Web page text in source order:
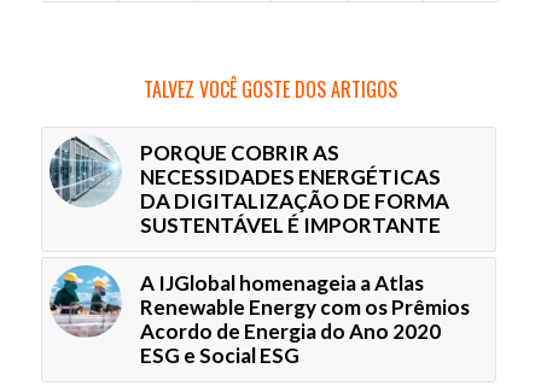
TALVEZ VOCÊ GOSTE DOS ARTIGOS
PORQUE COBRIR AS
NECESSIDADES ENERGÉTICAS
DA DIGITALIZAÇÃO DE FORMA
SUSTENTÁVEL É IMPORTANTE
A IJGlobal homenageia a Atlas
Renewable Energy com os Prêmios
Acordo de Energia do Ano 2020
ESG e Social ESG